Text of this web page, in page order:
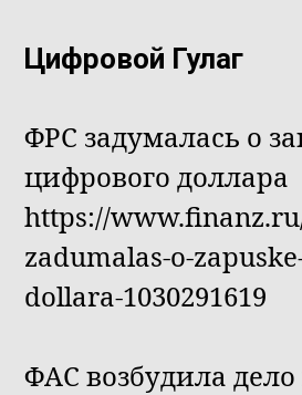
Цифровой Гулаг
ФРС задумалась о
цифрового доллара
https://
zadumalas-o-
dollara-1030291619
ФАС возбудила